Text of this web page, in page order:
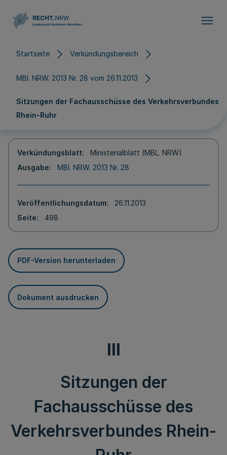
Startseite Verkündungsbereich
MBl. NRW. 2013 Nr. 28 vom 26.11.2013
Sitzungen der Fachausschüsse des Verkehrsverbundes
Rhein-Ruhr
Verkündungsblatt
Ministerialblatt (MBL. NRW)
Ausgabe
MBl. NRW. 2013 Nr. 28
Veröffentlichungsdatum
26.11.2013
Seite
498
PDF-Version herunterladen
Dokument ausdrucken
III
Sitzungen der
Fachausschüsse des
Verkehrsverbundes Rhein-